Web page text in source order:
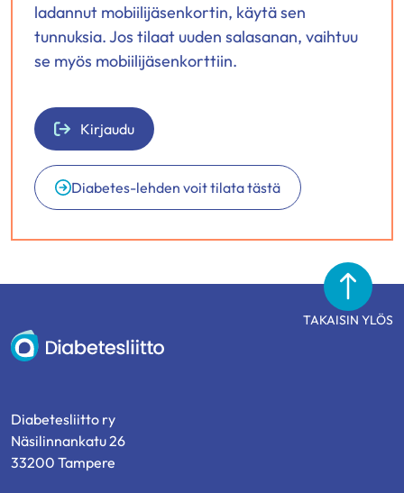
ladannut mobiilijäsenkortin, käytä sen
tunnuksia. Jos tilaat uuden salasanan, vaihtuu
se myös mobiilijäsenkorttiin.
Kirjaudu
Diabetes-lehden voit tilata tästä
TAKAISIN YLÖS
Diabetesliitto
Diabetesliitto ry
Näsilinnankatu 26
33200 Tampere